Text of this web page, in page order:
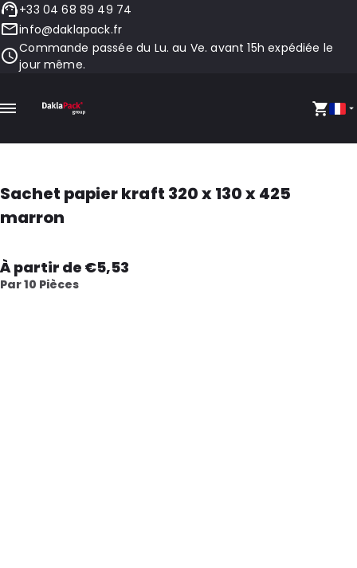
+33 04 68 89 49 74
info@daklapack.fr
Commande passée du Lu. au Ve. avant 15h expédiée le
jour même.
Sachet papier kraft 320 x 130 x 425
marron
À partir de €5,53
Par 10 Pièces